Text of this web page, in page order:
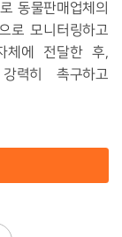
동물판매업체의
로 모니터링하고
체에 전달한 후,
력히 촉구하고